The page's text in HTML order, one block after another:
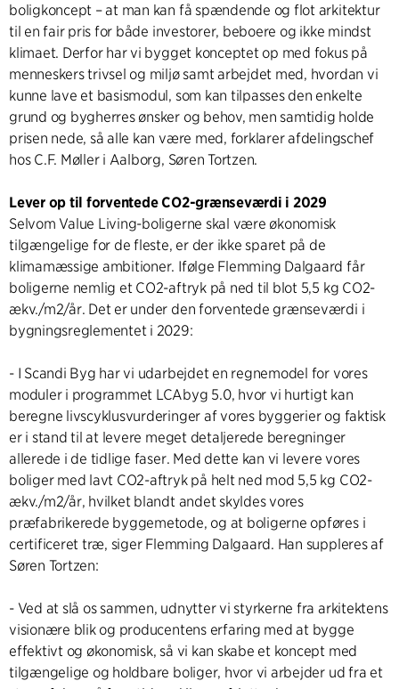
boligkoncept – at man kan få spændende og flot arkitektur
til en fair pris for både investorer, beboere og ikke mindst
klimaet. Derfor har vi bygget konceptet op med fokus på
menneskers trivsel og miljø samt arbejdet med, hvordan vi
kunne lave et basismodul, som kan tilpasses den enkelte
grund og bygherres ønsker og behov, men samtidig holde
prisen nede, så alle kan være med, forklarer afdelingschef
hos C.F. Møller i Aalborg, Søren Tortzen.
Lever op til forventede CO2-grænseværdi i 2029
Selvom Value Living-boligerne skal være økonomisk
tilgængelige for de fleste, er der ikke sparet på de
klimamæssige ambitioner. Ifølge Flemming Dalgaard får
boligerne nemlig et CO2-aftryk på ned til blot 5,5 kg CO2-
ækv./m2/år. Det er under den forventede grænseværdi i
bygningsreglementet i 2029:
- I Scandi Byg har vi udarbejdet en regnemodel for vores
moduler i programmet LCAbyg 5.0, hvor vi hurtigt kan
beregne livscyklusvurderinger af vores byggerier og faktisk
er i stand til at levere meget detaljerede beregninger
allerede i de tidlige faser. Med dette kan vi levere vores
boliger med lavt CO2-aftryk på helt ned mod 5,5 kg CO2-
ækv./m2/år, hvilket blandt andet skyldes vores
præfabrikerede byggemetode, og at boligerne opføres i
certificeret træ, siger Flemming Dalgaard. Han suppleres af
Søren Tortzen:
- Ved at slå os sammen, udnytter vi styrkerne fra arkitektens
visionære blik og producentens erfaring med at bygge
effektivt og økonomisk, så vi kan skabe et koncept med
tilgængelige og holdbare boliger, hvor vi arbejder ud fra et